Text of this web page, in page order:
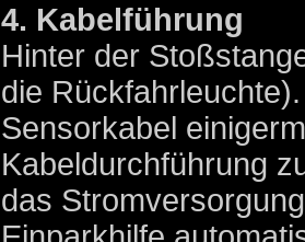
4. Kabelführung
Hinter der
die
Sensorkabel
Kabeldurchführung
das